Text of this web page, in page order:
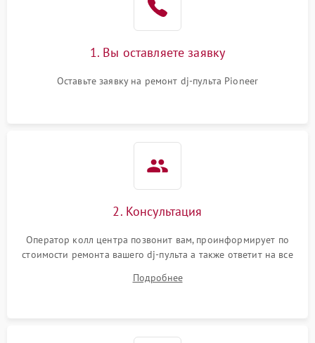
1000 ₽
Поломка системы
автоматического
1000 ₽ Подробнее →
1000 ₽
Неисправность системы
1000 ₽
1000 ₽
1. Вы оставляете заявку
Оставьте заявку на ремонт dj-пульта Pioneer
2. Консультация
Оператор колл центра позвонит вам, проинформирует по
стоимости ремонта вашего dj-пульта а также ответит на все
Подробнее